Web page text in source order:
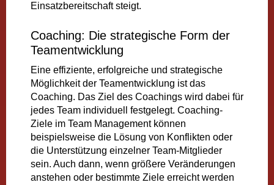
Einsatzbereitschaft steigt.
Coaching: Die strategische Form der
Teamentwicklung
Eine effiziente, erfolgreiche und strategische
Möglichkeit der Teamentwicklung ist das
Coaching. Das Ziel des Coachings wird dabei für
jedes Team individuell festgelegt. Coaching-
Ziele im Team Management können
beispielsweise die Lösung von Konflikten oder
die Unterstützung einzelner Team-Mitglieder
sein. Auch dann, wenn größere Veränderungen
anstehen oder bestimmte Ziele erreicht werden